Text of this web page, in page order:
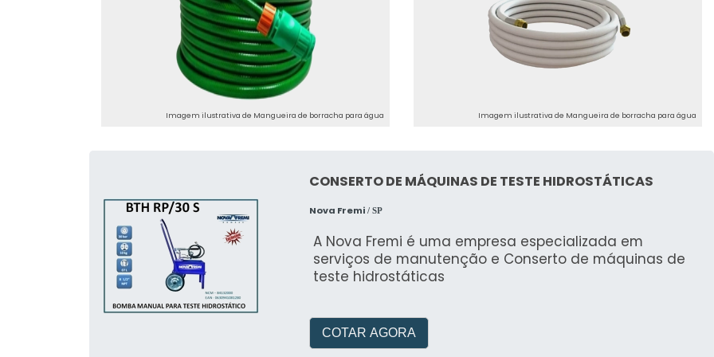
Imagem ilustrativa de Mangueira de borracha para água Imagem ilustrativa de Mangueira de borracha para água
CONSERTO DE MÁQUINAS DE TESTE HIDROSTÁTICAS
Nova Fremi / SP
A Nova Fremi é uma empresa especializada em
serviços de manutenção e Conserto de máquinas de
teste hidrostáticas
COTAR AGORA